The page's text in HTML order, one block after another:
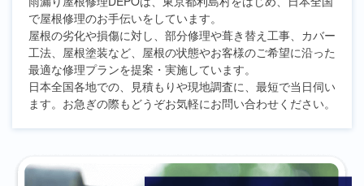
で屋根修理のお手伝いをしています。
屋根の劣化や損傷に対し、部分修理や葺き替え工事、カバー
工法、屋根塗装など、屋根の状態やお客様のご希望に沿った
最適な修理プランを提案・実施しています。
日本全国各地での、見積もりや現地調査に、最短で当日伺い
ます。お急ぎの際もどうぞお気軽にお問い合わせください。